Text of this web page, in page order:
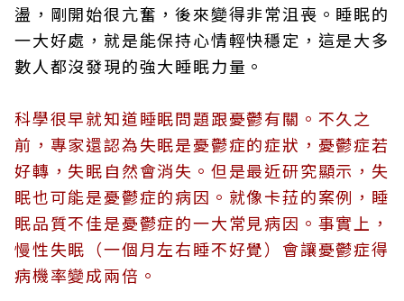
盪，剛開始很亢奮，後來變得非常沮喪。睡眠的
一大好處，就是能保持心情輕快穩定，這是大多
數人都沒發現的強大睡眠力量。
科學很早就知道睡眠問題跟憂鬱有關。不久之
前，專家還認為失眠是憂鬱症的症狀，憂鬱症若
好轉，失眠自然會消失。但是最近研究顯示，失
眠也可能是憂鬱症的病因。就像卡菈的案例，睡
眠品質不佳是憂鬱症的一大常見病因。事實上，
慢性失眠（一個月左右睡不好覺）會讓憂鬱症得
病機率變成兩倍。